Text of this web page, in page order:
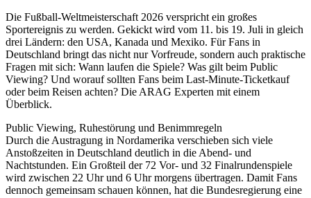
Die Fußball-Weltmeisterschaft 2026 verspricht ein großes
Sportereignis zu werden. Gekickt wird vom 11. bis 19. Juli in gleich
drei Ländern: den USA, Kanada und Mexiko. Für Fans in
Deutschland bringt das nicht nur Vorfreude, sondern auch praktische
Fragen mit sich: Wann laufen die Spiele? Was gilt beim Public
Viewing? Und worauf sollten Fans beim Last-Minute-Ticketkauf
oder beim Reisen achten? Die ARAG Experten mit einem
Überblick.
Public Viewing, Ruhestörung und Benimmregeln
Durch die Austragung in Nordamerika verschieben sich viele
Anstoßzeiten in Deutschland deutlich in die Abend- und
Nachtstunden. Ein Großteil der 72 Vor- und 32 Finalrundenspiele
wird zwischen 22 Uhr und 6 Uhr morgens übertragen. Damit Fans
dennoch gemeinsam schauen können, hat die Bundesregierung eine